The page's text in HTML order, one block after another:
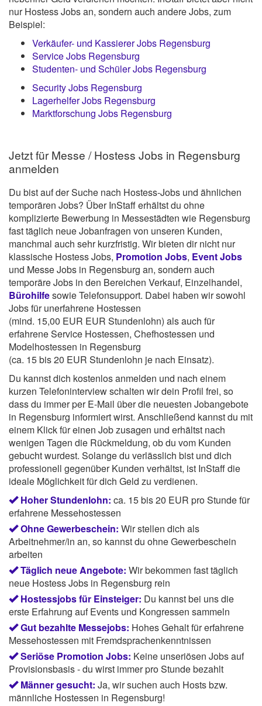
nur Hostess Jobs an, sondern auch andere Jobs, zum
Beispiel:
Verkäufer- und Kassierer Jobs Regensburg
Service Jobs Regensburg
Studenten- und Schüler Jobs Regensburg
Security Jobs Regensburg
Lagerhelfer Jobs Regensburg
Marktforschung Jobs Regensburg
Jetzt für Messe / Hostess Jobs in Regensburg
anmelden
Du bist auf der Suche nach Hostess-Jobs und ähnlichen
temporären Jobs? Über InStaff erhältst du ohne
komplizierte Bewerbung in Messestädten wie Regensburg
fast täglich neue Jobanfragen von unseren Kunden,
manchmal auch sehr kurzfristig. Wir bieten dir nicht nur
klassische Hostess Jobs, Promotion Jobs, Event Jobs
und Messe Jobs in Regensburg an, sondern auch
temporäre Jobs in den Bereichen Verkauf, Einzelhandel,
Bürohilfesowie Telefonsupport. Dabei haben wir sowohl
Jobs für unerfahrene Hostessen
(mind. 15,00 EUR EUR Stundenlohn) als auch für
erfahrene Service Hostessen, Chefhostessen und
Modelhostessen in Regensburg
(ca. 15 bis 20 EUR Stundenlohn je nach Einsatz).
Du kannst dich kostenlos anmelden und nach einem
kurzen Telefoninterview schalten wir dein Profil frei, so
dass du immer per E-Mail über die neuesten Jobangebote
in Regensburg informiert wirst. Anschließend kannst du mit
einem Klick für einen Job zusagen und erhältst nach
wenigen Tagen die Rückmeldung, ob du vom Kunden
gebucht wurdest. Solange du verlässlich bist und dich
professionell gegenüber Kunden verhältst, ist InStaff die
ideale Möglichkeit für dich Geld zu verdienen.
Hoher Stundenlohn: ca. 15 bis 20 EUR pro Stunde für
erfahrene Messehostessen
Ohne Gewerbeschein: Wir stellen dich als
Arbeitnehmer/in an, so kannst du ohne Gewerbeschein
arbeiten
Täglich neue Angebote: Wir bekommen fast täglich
neue Hostess Jobs in Regensburg rein
Hostessjobs für Einsteiger: Du kannst bei uns die
erste Erfahrung auf Events und Kongressen sammeln
Gut bezahlte Messejobs: Hohes Gehalt für erfahrene
Messehostessen mit Fremdsprachenkenntnissen
Seriöse Promotion Jobs: Keine unseriösen Jobs auf
Provisionsbasis - du wirst immer pro Stunde bezahlt
Männer gesucht: Ja, wir suchen auch Hosts bzw.
männliche Hostessen in Regensburg!